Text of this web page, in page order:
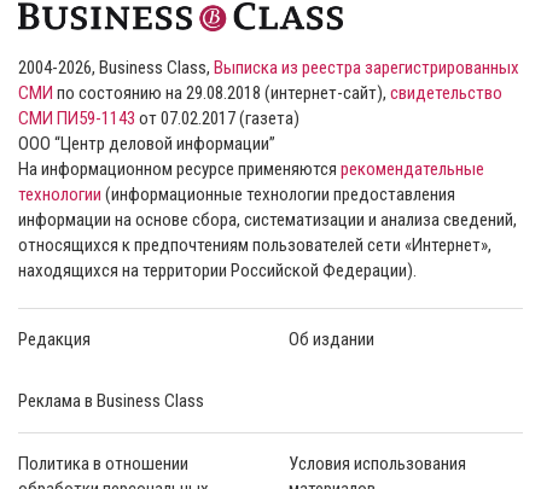
2004-2026, Business Class, Выписка из реестра зарегистрированных
СМИ по состоянию на 29.08.2018 (интернет-сайт), свидетельство
СМИ ПИ59-1143 от 07.02.2017 (газета)
ООО “Центр деловой информации”
На информационном ресурсе применяются рекомендательные
технологии (информационные технологии предоставления
информации на основе сбора, систематизации и анализа сведений,
относящихся к предпочтениям пользователей сети «Интернет»,
находящихся на территории Российской Федерации).
Редакция Об издании
Реклама в Business Class
Политика в отношении
Условия использования